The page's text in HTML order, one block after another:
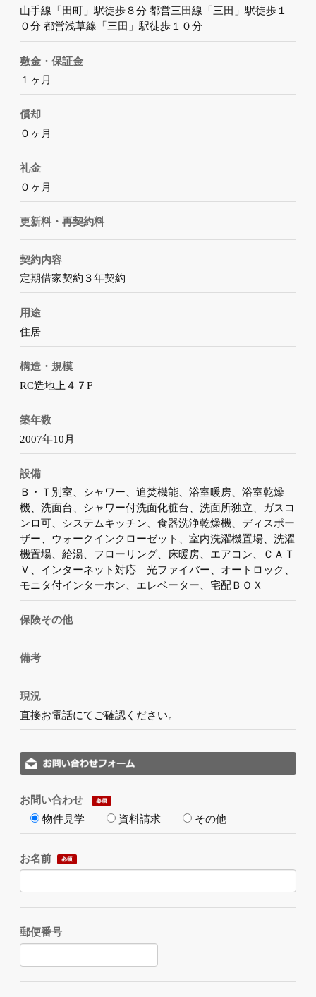
山手線「田町」駅徒歩８分 都営三田線「三田」駅徒歩１
０分 都営浅草線「三田」駅徒歩１０分
敷金・保証金
１ヶ月
償却
０ヶ月
礼金
０ヶ月
更新料・再契約料
契約内容
定期借家契約３年契約
用途
住居
構造・規模
RC造地上４７F
築年数
2007年10月
設備
Ｂ・Ｔ別室、シャワー、追焚機能、浴室暖房、浴室乾燥
機、洗面台、シャワー付洗面化粧台、洗面所独立、ガスコ
ンロ可、システムキッチン、食器洗浄乾燥機、ディスポー
ザー、ウォークインクローゼット、室内洗濯機置場、洗濯
機置場、給湯、フローリング、床暖房、エアコン、ＣＡＴ
Ｖ、インターネット対応 光ファイバー、オートロック、
モニタ付インターホン、エレベーター、宅配ＢＯＸ
保険その他
備考
現況
直接お電話にてご確認ください。
お問い合わせ
物件見学
資料請求 その他
お名前
郵便番号